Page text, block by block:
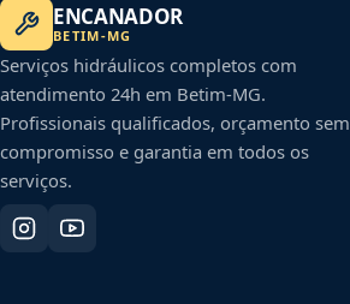
ENCANADOR
BETIM-MG
Serviços hidráulicos completos com
atendimento 24h em Betim-MG.
Profissionais qualificados, orçamento sem
compromisso e garantia em todos os
serviços.